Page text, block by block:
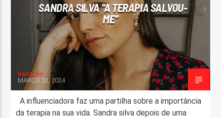
ON FM
SANDRA SILVA “A TERAPIA SALVOU-
ME”
Redação
MARÇO 22, 2024
A influenciadora faz uma partilha sobre a importância
da terapia na sua vida. Sandra silva depois de uma